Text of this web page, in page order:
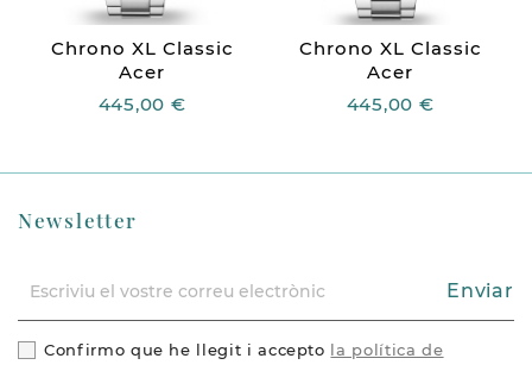
Chrono XL Classic
Acer
445,00 €
Chrono XL Classic
Acer
445,00 €
Newsletter
Enviar
Confirmo que he llegit i accepto la política de